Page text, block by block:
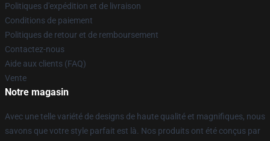
Politiques d'expédition et de livraison
Conditions de paiement
Politiques de retour et de remboursement
Contactez-nous
Aide aux clients (FAQ)
Vente
Notre magasin
Avec une telle variété de designs de haute qualité et magnifiques, nous
savons que votre style parfait est là. Nos produits ont été conçus par